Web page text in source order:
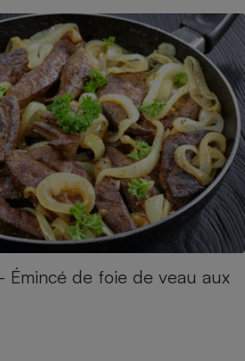
Émincé de foie de veau aux